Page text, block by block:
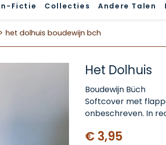
Fictie Collecties Andere Talen
het dolhuis boudewijn bch
Het Dolhuis
Boudewijn Büch
Softcover met
onbeschreven. In
€ 3,95